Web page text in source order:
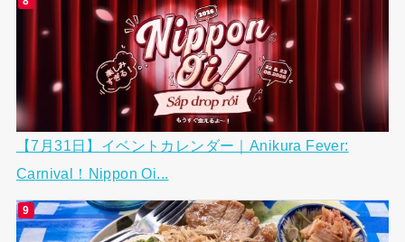
【7月31日】イベントカレンダー｜Anikura Fever:
Carnival！Nippon Oi...